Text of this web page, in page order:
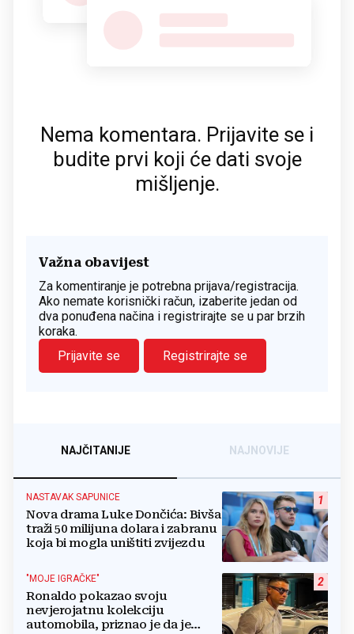
Nema komentara. Prijavite se i
budite prvi koji će dati svoje
mišljenje.
Važna obavijest
Za komentiranje je potrebna prijava/registracija.
Ako nemate korisnički račun, izaberite jedan od
dva ponuđena načina i registrirajte se u par brzih
koraka.
Prijavite se
Registrirajte se
NAJČITANIJE NAJNOVIJE
1
NASTAVAK SAPUNICE
Nova drama Luke Dončića: Bivša
traži 50 milijuna dolara i zabranu
koja bi mogla uništiti zvijezdu
2
"MOJE IGRAČKE"
Ronaldo pokazao svoju
nevjerojatnu kolekciju
automobila, priznao je da je